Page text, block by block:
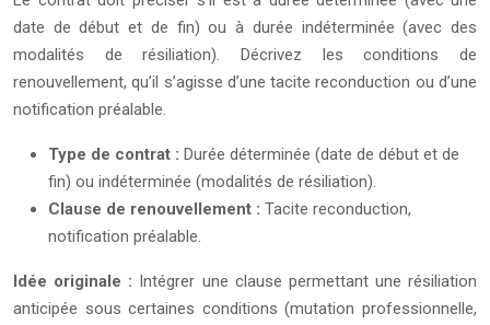
date de début et de fin) ou à durée indéterminée (avec des
modalités de résiliation). Décrivez les conditions de
renouvellement, qu’il s’agisse d’une tacite reconduction ou d’une
notification préalable.
Type de contrat : Durée déterminée (date de début et de
fin) ou indéterminée (modalités de résiliation).
Clause de renouvellement : Tacite reconduction,
notification préalable.
Idée originale : Intégrer une clause permettant une résiliation
anticipée sous certaines conditions (mutation professionnelle,